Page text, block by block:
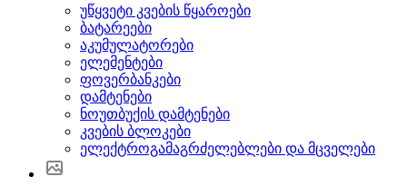
უწყვეტი კვების წყაროები
ბატარეები
აკუმულატორები
ელემენტები
ფოვერბანკები
დამტენები
ნოუთბუქის დამტენები
კვების ბლოკები
ელექტროგამაგრძელებლები და მცველები